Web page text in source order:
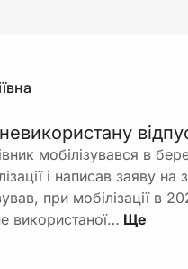
мобілізувався в
і написав заяву
при мобілізації в
використаної…